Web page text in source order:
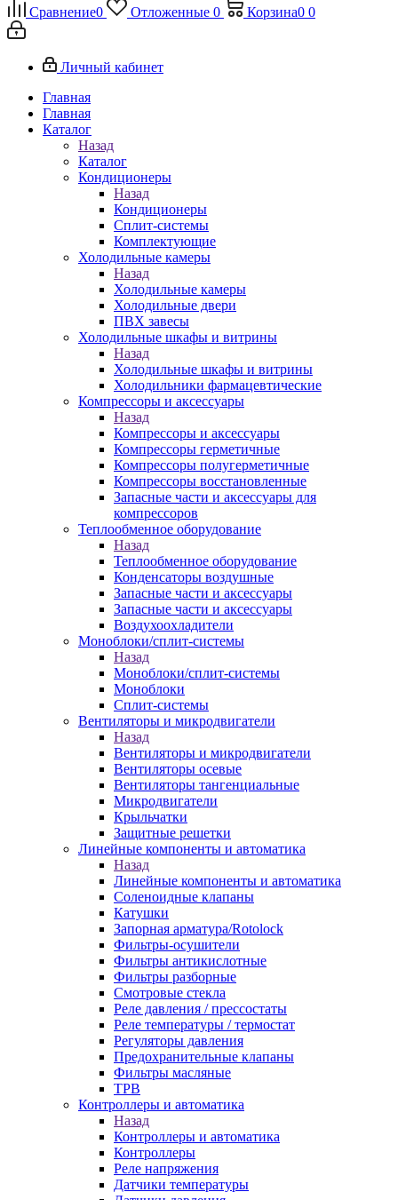
Сравнение0 Отложенные 0 Корзина0 0
Личный кабинет
Главная
Главная
Каталог
Назад
Каталог
Кондиционеры
Назад
Кондиционеры
Сплит-системы
Комплектующие
Холодильные камеры
Назад
Холодильные камеры
Холодильные двери
ПВХ завесы
Холодильные шкафы и витрины
Назад
Холодильные шкафы и витрины
Холодильники фармацевтические
Компрессоры и аксессуары
Назад
Компрессоры и аксессуары
Компрессоры герметичные
Компрессоры полугерметичные
Компрессоры восстановленные
Запасные части и аксессуары для
компрессоров
Теплообменное оборудование
Назад
Теплообменное оборудование
Конденсаторы воздушные
Запасные части и аксессуары
Запасные части и аксессуары
Воздухоохладители
Моноблоки/сплит-системы
Назад
Моноблоки/сплит-системы
Моноблоки
Сплит-системы
Вентиляторы и микродвигатели
Назад
Вентиляторы и микродвигатели
Вентиляторы осевые
Вентиляторы тангенциальные
Микродвигатели
Крыльчатки
Защитные решетки
Линейные компоненты и автоматика
Назад
Линейные компоненты и автоматика
Соленоидные клапаны
Катушки
Запорная арматура/Rotolock
Фильтры-осушители
Фильтры антикислотные
Фильтры разборные
Смотровые стекла
Реле давления / прессостаты
Реле температуры / термостат
Регуляторы давления
Предохранительные клапаны
Фильтры масляные
ТРВ
Контроллеры и автоматика
Назад
Контроллеры и автоматика
Контроллеры
Реле напряжения
Датчики температуры